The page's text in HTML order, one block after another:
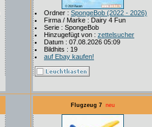
Ordner : SpongeBob (2022 - 2026)
Firma / Marke : Dairy 4 Fun
Serie : SpongeBob
Hinzugefügt von : zettelsucher
Datum : 07.08.2026 05:09
Bildhits : 19
auf Ebay kaufen!
Flugzeug 7 neu